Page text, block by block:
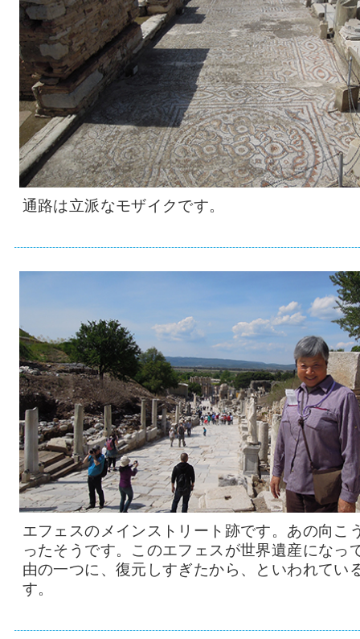
通路は立派なモザイクです。
エフェスのメインストリート跡です。あの向こ
ったそうです。このエフェスが世界遺産になっ
由の一つに、復元しすぎたから、といわれてい
す。